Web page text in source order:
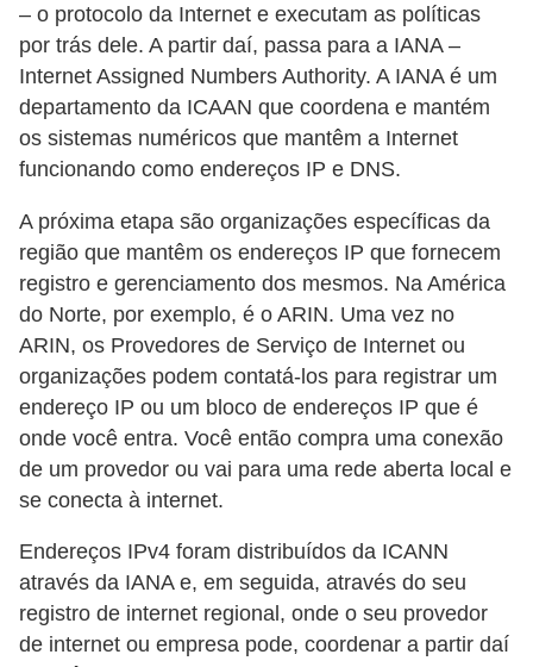
– o protocolo da Internet e executam as políticas
por trás dele. A partir daí, passa para a IANA –
Internet Assigned Numbers Authority. A IANA é um
departamento da ICAAN que coordena e mantém
os sistemas numéricos que mantêm a Internet
funcionando como endereços IP e DNS.
A próxima etapa são organizações específicas da
região que mantêm os endereços IP que fornecem
registro e gerenciamento dos mesmos. Na América
do Norte, por exemplo, é o ARIN. Uma vez no
ARIN, os Provedores de Serviço de Internet ou
organizações podem contatá-los para registrar um
endereço IP ou um bloco de endereços IP que é
onde você entra. Você então compra uma conexão
de um provedor ou vai para uma rede aberta local e
se conecta à internet.
Endereços IPv4 foram distribuídos da ICANN
através da IANA e, em seguida, através do seu
registro de internet regional, onde o seu provedor
de internet ou empresa pode, coordenar a partir daí